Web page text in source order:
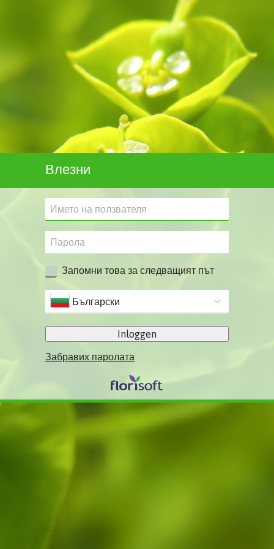
Влезни
Запомни това за следващият път
Български
Inloggen
Забравих паролата